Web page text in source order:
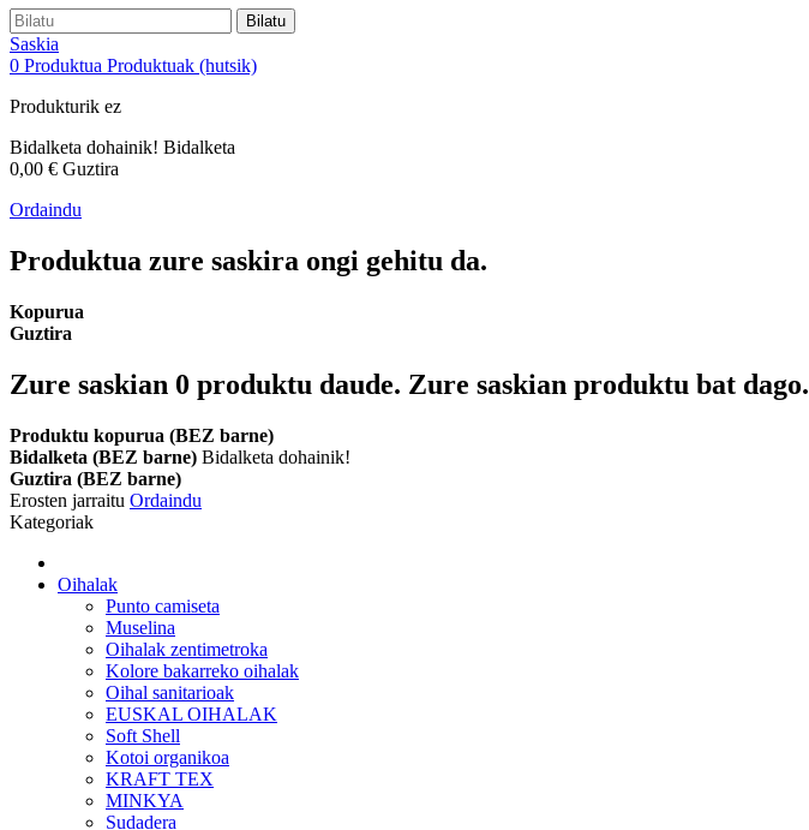
Bilatu
Saskia
0 Produktua Produktuak (hutsik)
Produkturik ez
Bidalketa dohainik! Bidalketa
0,00 € Guztira
Ordaindu
Produktua zure saskira ongi gehitu da.
Kopurua
Guztira
Zure saskian 0 produktu daude. Zure saskian produktu bat dago.
Produktu kopurua (BEZ barne)
Bidalketa (BEZ barne) Bidalketa dohainik!
Guztira (BEZ barne)
Erosten jarraitu Ordaindu
Kategoriak
Oihalak
Punto camiseta
Muselina
Oihalak zentimetroka
Kolore bakarreko oihalak
Oihal sanitarioak
EUSKAL OIHALAK
Soft Shell
Kotoi organikoa
KRAFT TEX
MINKYA
Sudadera